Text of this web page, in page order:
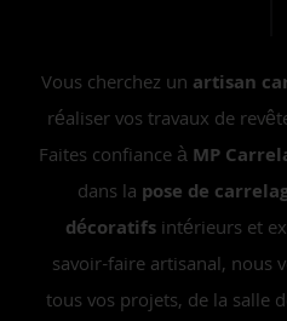
Vous cherchez un artisan
réaliser vos travaux de
Faites confiance àMP
dans la pose de
décoratifsintérieurs et
savoir-faire artisanal, nous
tous vos projets, de la salle